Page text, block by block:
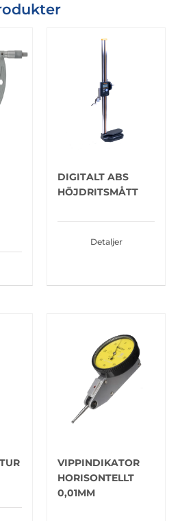
DIGITALT ABS
HÖJDRITSMÅTT
Detaljer
VIPPINDIKATOR
HORISONTELLT
0,01MM